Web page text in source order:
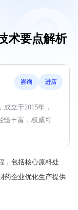
术要点解析
咨询 进店
立于2015年，
验丰富，权威可
，包括核心原料处
药企业优化生产提供